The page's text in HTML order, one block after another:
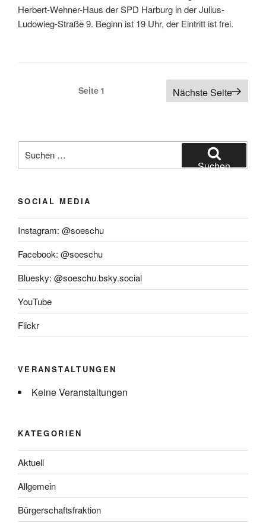
Herbert-Wehner-Haus der SPD Harburg in der Julius-
Ludowieg-Straße 9. Beginn ist 19 Uhr, der Eintritt ist frei.
Seitennummerierung
Seite 1 Nächste Seite
nach:
Suchen
SOCIAL MEDIA
Instagram: @soeschu
Facebook: @soeschu
Bluesky: @soeschu.bsky.social
YouTube
Flickr
VERANSTALTUNGEN
Keine Veranstaltungen
KATEGORIEN
Aktuell
Allgemein
Bürgerschaftsfraktion